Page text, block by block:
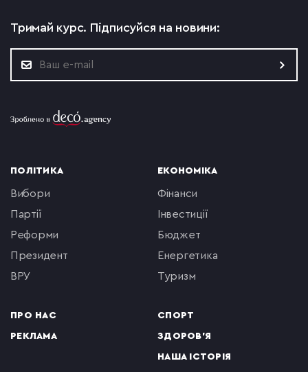
Тримай курс. Підписуйся на новини:
ПОЛІТИКА
вибори
партії
реформи
президент
ВРУ
ПРО НАС
РЕКЛАМА
ЕКОНОМІКА
фінанси
інвестиції
бюджет
енергетика
туризм
СПОРТ
ЗДОРОВ'Я
НАША ІСТОРІЯ